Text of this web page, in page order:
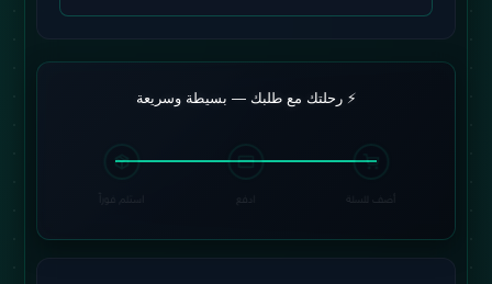
⚡ رحلتك مع طلبك — بسيطة وسريعة
أضف للسلة